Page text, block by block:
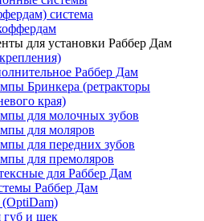
система
для установки Раббер Дам
Раббер Дам
Бринкера (ретракторы
края)
для молочных зубов
для моляров
для передних зубов
для премоляров
для Раббер Дам
Раббер Дам
губ и щек